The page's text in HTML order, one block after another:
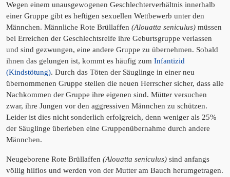
Wegen einem unausgewogenen Geschlechterverhältnis innerhalb
einer Gruppe gibt es heftigen sexuellen Wettbewerb unter den
Männchen. Männliche Rote Brüllaffen (Alouatta seniculus) müssen
bei Erreichen der Geschlechtsreife ihre Geburtsgruppe verlassen
und sind gezwungen, eine andere Gruppe zu übernehmen. Sobald
ihnen das gelungen ist, kommt es häufig zum Infantizid
(Kindstötung). Durch das Töten der Säuglinge in einer neu
übernommenen Gruppe stellen die neuen Herrscher sicher, dass alle
Nachkommen der Gruppe ihre eigenen sind. Mütter versuchen
zwar, ihre Jungen vor den aggressiven Männchen zu schützen.
Leider ist dies nicht sonderlich erfolgreich, denn weniger als 25%
der Säuglinge überleben eine Gruppenübernahme durch andere
Männchen.
Neugeborene Rote Brüllaffen (Alouatta seniculus) sind anfangs
völlig hilflos und werden von der Mutter am Bauch herumgetragen.